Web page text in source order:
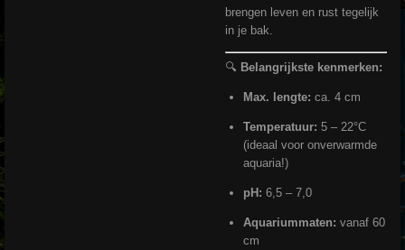
brengen leven en rust tegelijk
in je bak.
🔍 Belangrijkste kenmerken:
Max. lengte: ca. 4 cm
Temperatuur: 5 – 22°C
(ideaal voor onverwarmde
aquaria!)
pH: 6,5 – 7,0
Aquariummaten: vanaf 60
cm